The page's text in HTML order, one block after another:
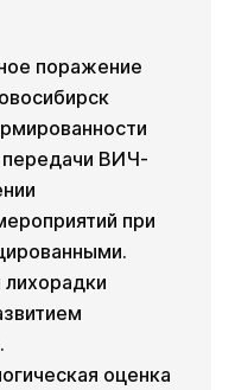
поражение
передачи ВИЧ-
при
лихорадки
оценка